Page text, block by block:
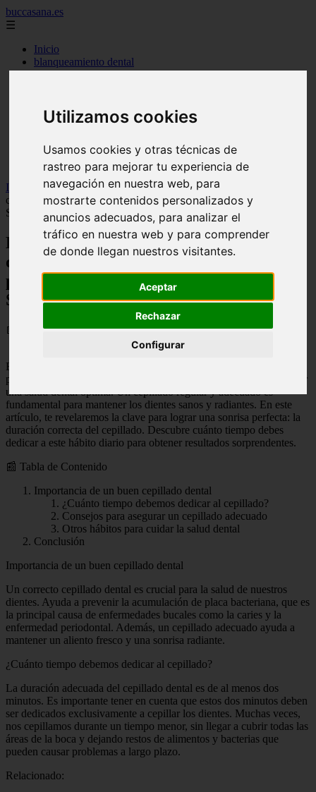
Utilizamos cookies
Usamos cookies y otras técnicas de
rastreo para mejorar tu experiencia de
navegación en nuestra web, para
mostrarte contenidos personalizados y
anuncios adecuados, para analizar el
tráfico en nuestra web y para comprender
de donde llegan nuestros visitantes.
Aceptar
Rechazar
Configurar
buccasana.es
☰
Inicio
blanqueamiento dental
carillas dentales
implantes dentales
lengua blanca causas y remedios
remedio casero para
tipos de brackets
Inicio
dientes >La clave para una sonrisa perfecta: descubre
cuánto tiempo debes cepillarte para tener dientes sanos y radiantes -
Salud dental
La clave para una sonrisa perfecta:
descubre cuánto tiempo debes cepillarte
para tener dientes sanos y radiantes -
Salud dental
📅 09/01/2024
En la búsqueda de una sonrisa perfecta, muchas personas se
preguntan cuánto tiempo deben cepillarse los dientes para garantizar
una salud dental óptima. Un cepillado regular y adecuado es
fundamental para mantener los dientes sanos y radiantes. En este
artículo, te revelaremos la clave para lograr una sonrisa perfecta: la
duración correcta del cepillado. Descubre cuánto tiempo debes
dedicar a este hábito diario para obtener resultados sorprendentes.
📰 Tabla de Contenido
Importancia de un buen cepillado dental
¿Cuánto tiempo debemos dedicar al cepillado?
Consejos para asegurar un cepillado adecuado
Otros hábitos para cuidar la salud dental
Conclusión
Importancia de un buen cepillado dental
Un correcto cepillado dental es crucial para la salud de nuestros
dientes. Ayuda a prevenir la acumulación de placa bacteriana, que es
la principal causa de enfermedades bucales como la caries y la
enfermedad periodontal. Además, un cepillado adecuado ayuda a
mantener un aliento fresco y una sonrisa radiante.
¿Cuánto tiempo debemos dedicar al cepillado?
La duración adecuada del cepillado dental es de al menos dos
minutos. Es importante tener en cuenta que estos dos minutos deben
ser dedicados exclusivamente a cepillar los dientes. Muchas veces,
nos cepillamos durante un tiempo menor, sin llegar a cubrir todas las
áreas de la boca y dejando restos de alimentos y bacterias que
pueden causar problemas a largo plazo.
Relacionado: